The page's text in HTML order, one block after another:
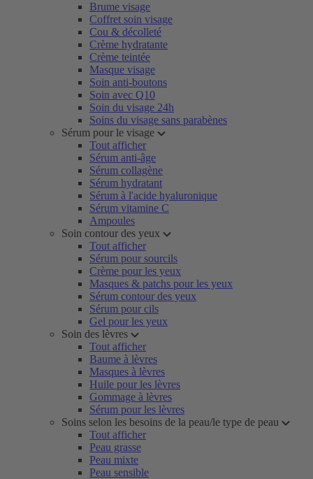
Brume visage
Coffret soin visage
Cou & décolleté
Crème hydratante
Crème teintée
Masque visage
Soin anti-boutons
Soin avec Q10
Soin du visage 24h
Soins du visage sans parabènes
Sérum pour le visage
Tout afficher
Sérum anti-âge
Sérum collagène
Sérum hydratant
Sérum à l'acide hyaluronique
Sérum vitamine C
Ampoules
Soin contour des yeux
Tout afficher
Sérum pour sourcils
Crème pour les yeux
Masques & patchs pour les yeux
Sérum contour des yeux
Sérum pour cils
Gel pour les yeux
Soin des lèvres
Tout afficher
Baume à lèvres
Masques à lèvres
Huile pour les lèvres
Gommage à lèvres
Sérum pour les lèvres
Soins selon les besoins de la peau/le type de peau
Tout afficher
Peau grasse
Peau mixte
Peau sensible